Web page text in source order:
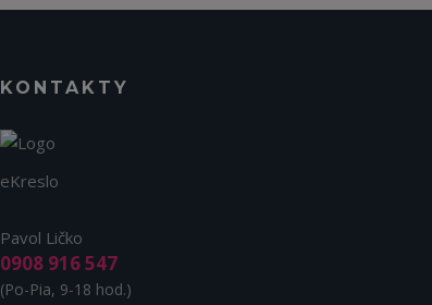
KONTAKTY
eKreslo
Pavol Ličko
0908 916 547
(Po-Pia, 9-18 hod.)